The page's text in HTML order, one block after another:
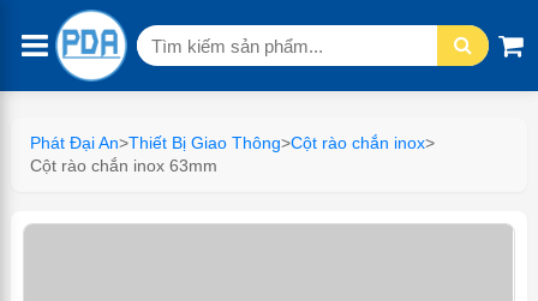
Tìm
Phát Đại An>Thiết Bị Giao Thông>Cột rào chắn inox>
Cột rào chắn inox 63mm